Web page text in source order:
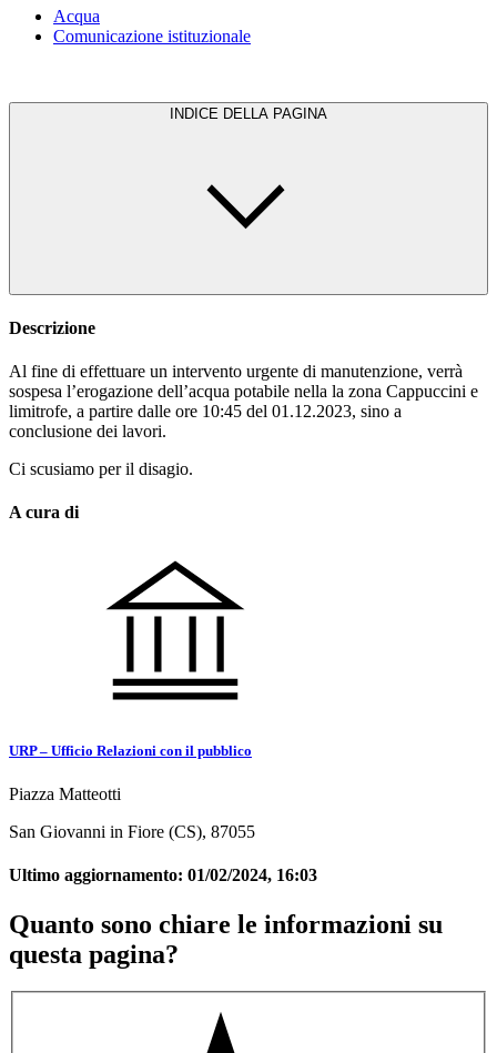
Acqua
Comunicazione istituzionale
INDICE DELLA PAGINA
Descrizione
Al fine di effettuare un intervento urgente di manutenzione, verrà
sospesa l’erogazione dell’acqua potabile nella la zona Cappuccini e
limitrofe, a partire dalle ore 10:45 del 01.12.2023, sino a
conclusione dei lavori.
Ci scusiamo per il disagio.
A cura di
URP – Ufficio Relazioni con il pubblico
Piazza Matteotti
San Giovanni in Fiore (CS), 87055
Ultimo aggiornamento: 01/02/2024, 16:03
Quanto sono chiare le informazioni su
questa pagina?